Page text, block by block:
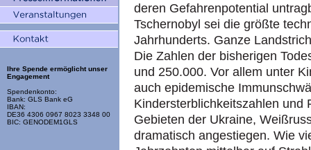
Ihre Spende ermöglicht unser
Engagement
Spendenkonto:
Bank: GLS Bank eG
IBAN:
DE36 4306 0967 8023 3348 00
BIC: GENODEM1GLS
deren Gefahrenpotential
Tschernobyl sei die größte
Jahrhunderts. Ganze
Die Zahlen der bisherigen
und 250.000. Vor allem unter
auch epidemische
Kindersterblichkeitszahlen und
Gebieten der Ukraine,
dramatisch angestiegen. Wie